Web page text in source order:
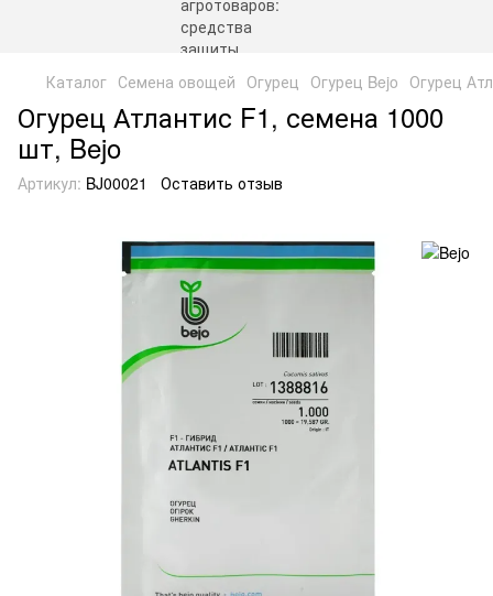
Каталог Семена овощей Огурец Огурец Bejo Огурец
Огурец Атлантис F1, семена 1000
шт, Bejo
Артикул: BJ00021 Оставить отзыв